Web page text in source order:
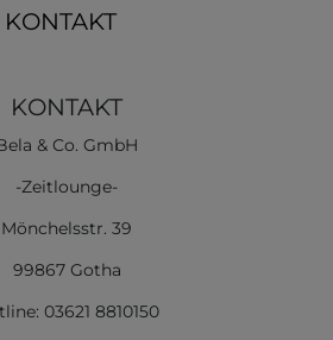
KONTAKT
KONTAKT
& Co. GmbH
-Zeitlounge-
Mönchelsstr. 39
99867 Gotha
03621 8810150